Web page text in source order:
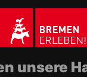
unsere